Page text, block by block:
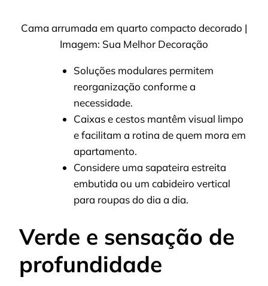
Cama arrumada em quarto compacto decorado |
Imagem: Sua Melhor Decoração
Soluções modulares permitem
reorganização conforme a
necessidade.
Caixas e cestos mantêm visual limpo
e facilitam a rotina de quem mora em
apartamento.
Considere uma sapateira estreita
embutida ou um cabideiro vertical
para roupas do dia a dia.
Verde e sensação de
profundidade